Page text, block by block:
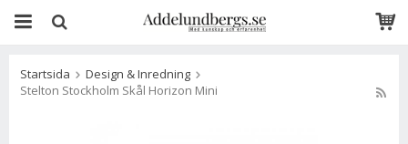
Startsida
Design & Inredning
Stelton Stockholm Skål Horizon Mini